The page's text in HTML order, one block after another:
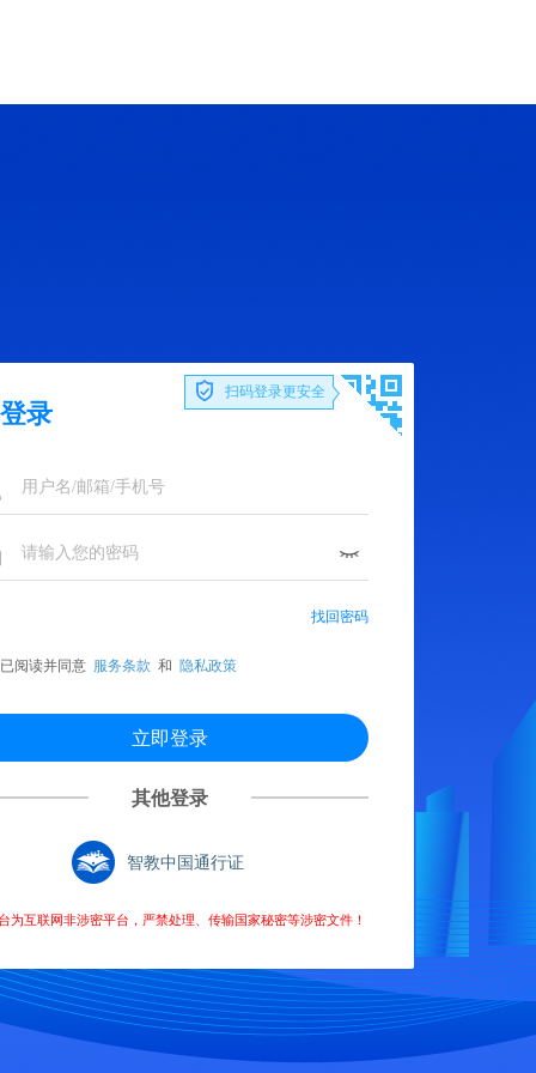
扫码登录更安全
录
找回密码
已阅读并同意 服务条款 和 隐私政策
其他登录
智教中国通行证
为互联网非涉密平台，严禁处理、传输国家秘密等涉密文件！